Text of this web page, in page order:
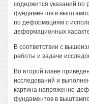
содержится указаний по
фундаментов в
по деформациям с
деформационных
В соответствии с
работы и задачи
Во второй главе
исследований и
картина напряженно-
фундаментов в